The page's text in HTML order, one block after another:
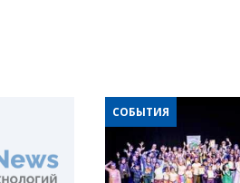
СОБЫТИЯ